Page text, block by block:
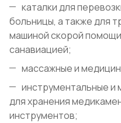
каталки для
больницы, а также для
машиной скорой
санавиацией;
массажные и
инструментальные и
для хранения
инструментов;